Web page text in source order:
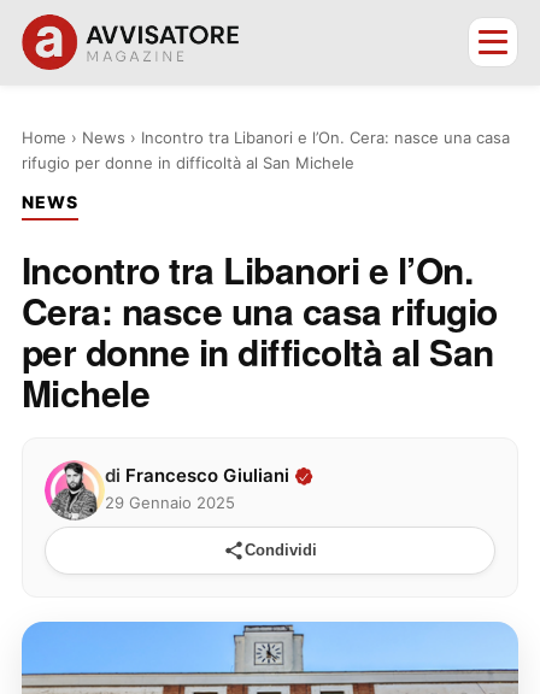
Home › News › Incontro tra Libanori e l’On. Cera: nasce una casa
rifugio per donne in difficoltà al San Michele
NEWS
Incontro tra Libanori e l’On.
Cera: nasce una casa rifugio
per donne in difficoltà al San
Michele
di Francesco Giuliani
29 Gennaio 2025
Condividi